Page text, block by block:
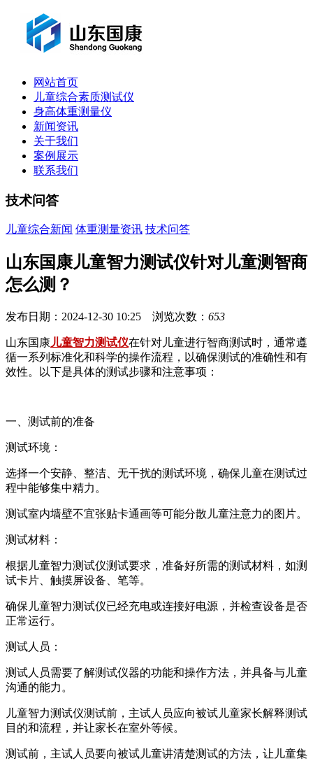
网站首页
儿童综合素质测试仪
身高体重测量仪
新闻资讯
关于我们
案例展示
联系我们
技术问答
儿童综合新闻 体重测量资讯 技术问答
山东国康儿童智力测试仪针对儿童测智商
怎么测？
发布日期：2024-12-30 10:25 浏览次数： 653
山东国康儿童智力测试仪在针对儿童进行智商测试时，通常遵
循一系列标准化和科学的操作流程，以确保测试的准确性和有
效性。以下是具体的测试步骤和注意事项：
一、测试前的准备
测试环境：
选择一个安静、整洁、无干扰的测试环境，确保儿童在测试过
程中能够集中精力。
测试室内墙壁不宜张贴卡通画等可能分散儿童注意力的图片。
测试材料：
根据儿童智力测试仪测试要求，准备好所需的测试材料，如测
试卡片、触摸屏设备、笔等。
确保儿童智力测试仪已经充电或连接好电源，并检查设备是否
正常运行。
测试人员：
测试人员需要了解测试仪器的功能和操作方法，并具备与儿童
沟通的能力。
儿童智力测试仪测试前，主试人员应向被试儿童家长解释测试
目的和流程，并让家长在室外等候。
测试前，主试人员要向被试儿童讲清楚测试的方法，让儿童集